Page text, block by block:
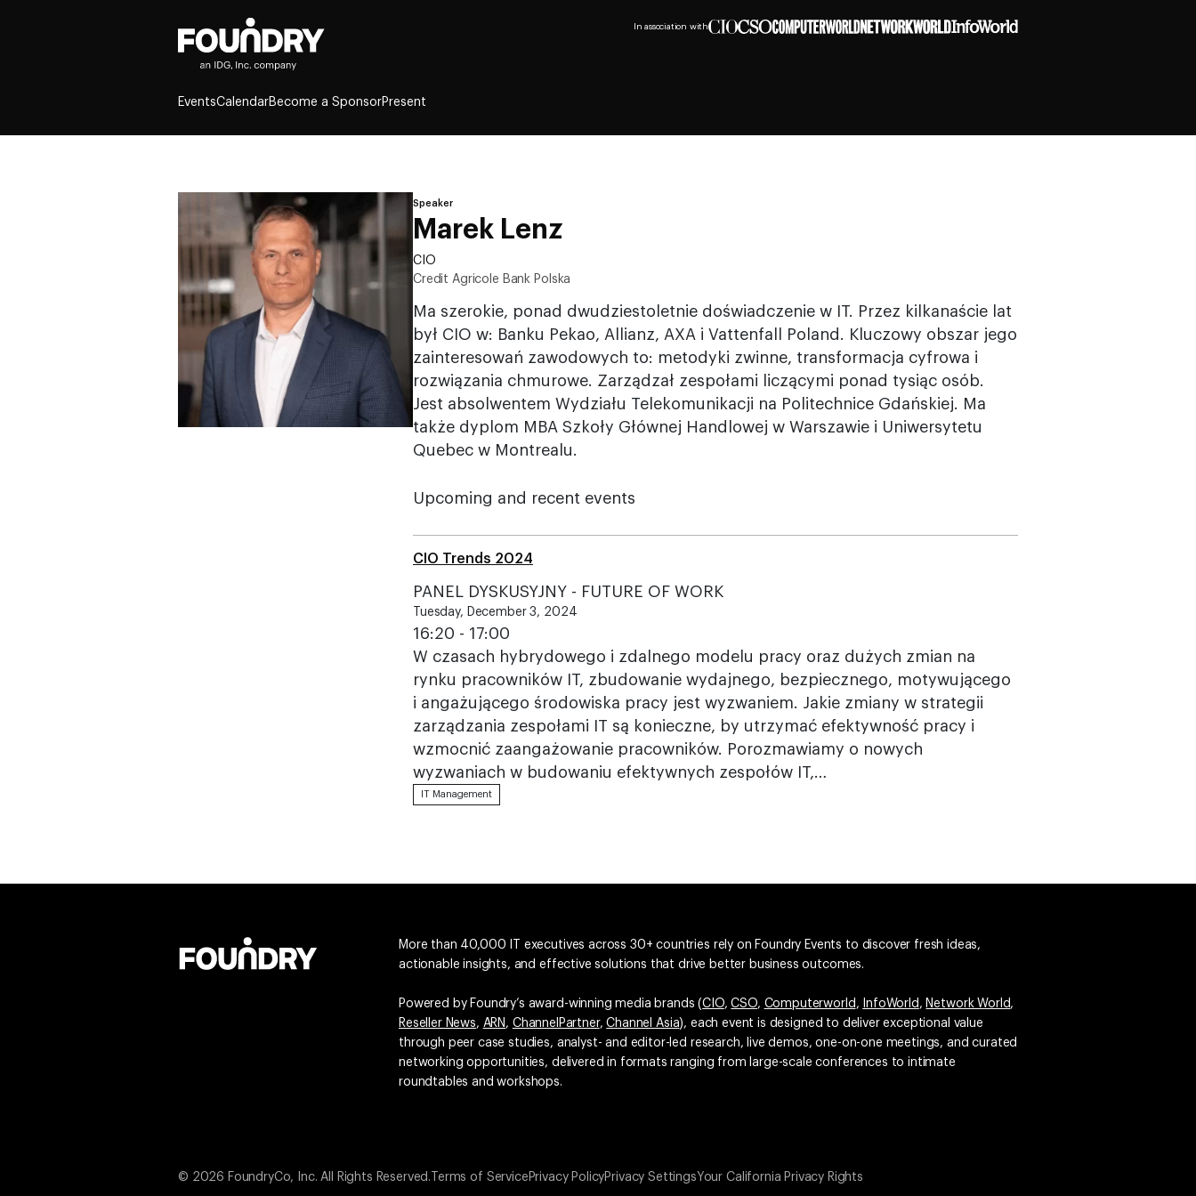
In association with
EventsCalendarBecome a SponsorPresent
Speaker
Marek Lenz
CIO
Credit Agricole Bank Polska
Ma szerokie, ponad dwudziestoletnie doświadczenie w IT. Przez kilkanaście lat
był CIO w: Banku Pekao, Allianz, AXA i Vattenfall Poland. Kluczowy obszar jego
zainteresowań zawodowych to: metodyki zwinne, transformacja cyfrowa i
rozwiązania chmurowe. Zarządzał zespołami liczącymi ponad tysiąc osób.
Jest absolwentem Wydziału Telekomunikacji na Politechnice Gdańskiej. Ma
także dyplom MBA Szkoły Głównej Handlowej w Warszawie i Uniwersytetu
Quebec w Montrealu.
Upcoming and recent events
CIO Trends 2024
PANEL DYSKUSYJNY - FUTURE OF WORK
Tuesday, December 3, 2024
16:20 - 17:00
W czasach hybrydowego i zdalnego modelu pracy oraz dużych zmian na
rynku pracowników IT, zbudowanie wydajnego, bezpiecznego, motywującego
i angażującego środowiska pracy jest wyzwaniem. Jakie zmiany w strategii
zarządzania zespołami IT są konieczne, by utrzymać efektywność pracy i
wzmocnić zaangażowanie pracowników. Porozmawiamy o nowych
wyzwaniach w budowaniu efektywnych zespołów IT,…
IT Management
More than 40,000 IT executives across 30+ countries rely on Foundry Events to discover fresh ideas,
actionable insights, and effective solutions that drive better business outcomes.
Powered by Foundry’s award-winning media brands (CIO,CSO, Computerworld , InfoWorld , Network World,
Reseller News, ARN , ChannelPartner,Channel Asia), each event is designed to deliver exceptional value
through peer case studies, analyst- and editor-led research, live demos, one-on-one meetings, and curated
networking opportunities, delivered in formats ranging from large-scale conferences to intimate
roundtables and workshops.
© 2026 FoundryCo, Inc. All Rights Reserved. Terms of Service Privacy PolicyPrivacy SettingsYour California Privacy Rights